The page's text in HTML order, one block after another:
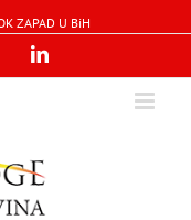
ZAPAD U BiH
Linkedin